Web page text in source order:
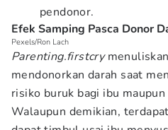
pendonor.
Efek Samping Pasca Donor
Pexels/Ron Lach
Parenting.firstcry
mendonorkan darah saat
risiko buruk bagi ibu
Walaupun demikian,